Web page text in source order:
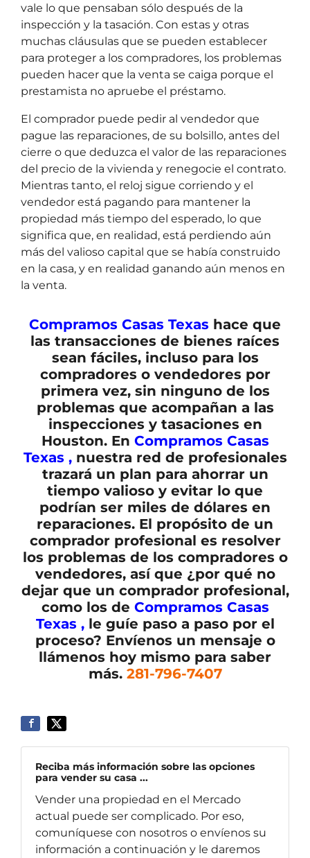
vale lo que pensaban sólo después de la
inspección y la tasación. Con estas y otras
muchas cláusulas que se pueden establecer
para proteger a los compradores, los problemas
pueden hacer que la venta se caiga porque el
prestamista no apruebe el préstamo.
El comprador puede pedir al vendedor que
pague las reparaciones, de su bolsillo, antes del
cierre o que deduzca el valor de las reparaciones
del precio de la vivienda y renegocie el contrato.
Mientras tanto, el reloj sigue corriendo y el
vendedor está pagando para mantener la
propiedad más tiempo del esperado, lo que
significa que, en realidad, está perdiendo aún
más del valioso capital que se había construido
en la casa, y en realidad ganando aún menos en
la venta.
Compramos Casas Texas hace que
las transacciones de bienes raíces
sean fáciles, incluso para los
compradores o vendedores por
primera vez, sin ninguno de los
problemas que acompañan a las
inspecciones y tasaciones en
Houston.En Compramos Casas
Texas ,nuestra red de profesionales
trazará un plan para ahorrar un
tiempo valioso y evitar lo que
podrían ser miles de dólares en
reparaciones. El propósito de un
comprador profesional es resolver
los problemas de los compradores o
vendedores, así que ¿por qué no
dejar que un comprador profesional,
como los de Compramos Casas
Texas ,le guíe paso a paso por el
proceso? Envíenos un mensaje o
llámenos hoy mismo para saber
más. 281-796-7407
Reciba más información sobre las opciones
para vender su casa ...
Vender una propiedad en el Mercado
actual puede ser complicado. Por eso,
comuníquese con nosotros o envíenos su
información a continuación y le daremos